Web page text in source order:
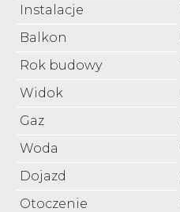
Instalacje
Balkon
Rok budowy
Widok
Gaz
Woda
Dojazd
Otoczenie